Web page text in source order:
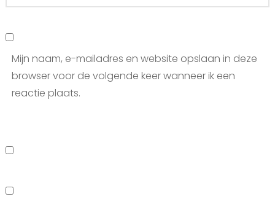
Mijn naam, e-mailadres en website opslaan in deze
browser voor de volgende keer wanneer ik een
reactie plaats.